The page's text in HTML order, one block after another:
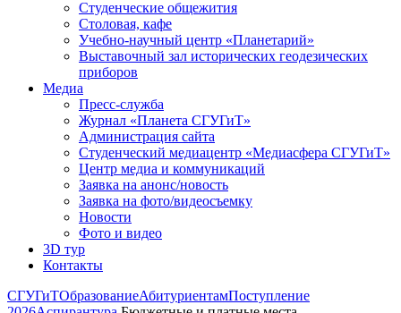
Студенческие общежития
Столовая, кафе
Учебно-научный центр «Планетарий»
Выставочный зал исторических геодезических
приборов
Медиа
Пресс-служба
Журнал «Планета СГУГиТ»
Администрация сайта
Студенческий медиацентр «Медиасфера СГУГиТ»
Центр медиа и коммуникаций
Заявка на анонс/новость
Заявка на фото/видеосъемку
Новости
Фото и видео
3D тур
Контакты
СГУГиТОбразованиеАбитуриентамПоступление